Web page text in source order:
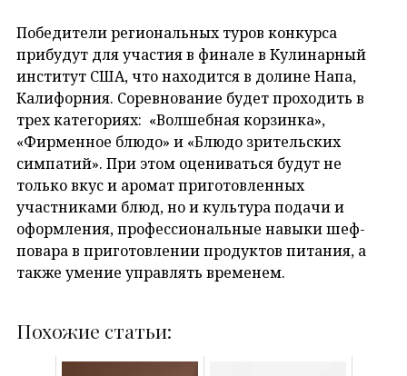
Победители региональных туров конкурса
прибудут для участия в финале в Кулинарный
институт США, что находится в долине Напа,
Калифорния. Соревнование будет проходить в
трех категориях: «Волшебная корзинка»,
«Фирменное блюдо» и «Блюдо зрительских
симпатий». При этом оцениваться будут не
только вкус и аромат приготовленных
участниками блюд, но и культура подачи и
оформления, профессиональные навыки шеф-
повара в приготовлении продуктов питания, а
также умение управлять временем.
Похожие статьи: